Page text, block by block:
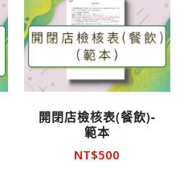
開閉店檢核表(餐飲)-
範本
NT$500